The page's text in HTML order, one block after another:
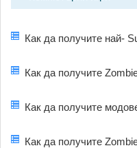
Как да получите най-
Как да получите
Как да получите
Как да получите